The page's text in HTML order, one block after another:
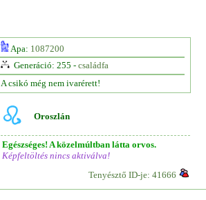
Apa: 1087200
Generáció: 255 - családfa
A csikó még nem ivarérett!
Oroszlán
Egészséges! A közelmúltban látta orvos.
Képfeltöltés nincs aktiválva!
Tenyésztő ID-je: 41666